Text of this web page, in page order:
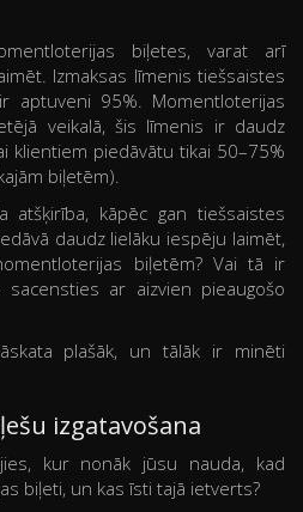
biļetes, varat arī
Izmaksas līmenis tiešsaistes
aptuveni 95%. Momentloterijas
veikalā, šis līmenis ir daudz
klientiem piedāvātu tikai 50–75%
biļetēm).
atšķirība, kāpēc gan tiešsaistes
daudz lielāku iespēju laimēt,
biļetēm? Vai tā ir
sacensties ar aizvien pieaugošo
plašāk, un tālāk ir minēti
izgatavošana
kur nonāk jūsu nauda, kad
biļeti, un kas īsti tajā ietverts?